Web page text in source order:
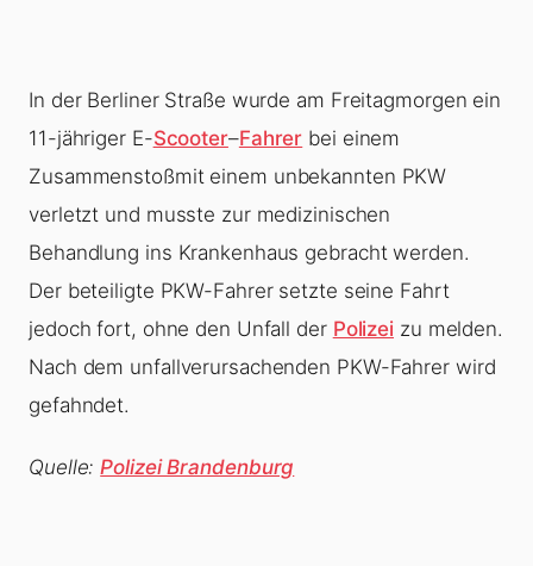
In der Berliner Straße wurde am Freitagmorgen ein
11-jähriger E-Scooter–Fahrer bei einem
Zusammenstoßmit einem unbekannten PKW
verletzt und musste zur medizinischen
Behandlung ins Krankenhaus gebracht werden.
Der beteiligte PKW-Fahrer setzte seine Fahrt
jedoch fort, ohne den Unfall der Polizei zu melden.
Nach dem unfallverursachenden PKW-Fahrer wird
gefahndet.
Quelle:Polizei Brandenburg